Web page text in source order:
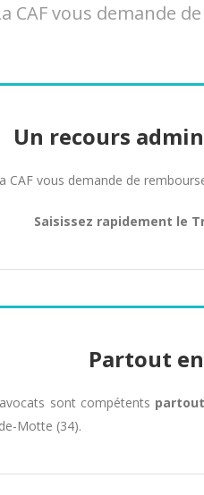
CAF vous demande
Un recours
CAF vous demande de
Saisissez rapidement le
Partout
sont compétents
Motte (34).